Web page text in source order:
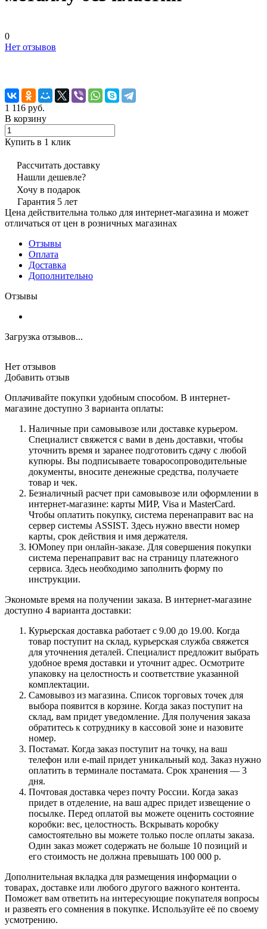
0
Нет отзывов
1 116 руб.
В корзину
Купить в 1 клик
Рассчитать доставку
Нашли дешевле?
Хочу в подарок
Гарантия 5 лет
Цена действительна только для интернет-магазина и может
отличаться от цен в розничных магазинах
Отзывы
Оплата
Доставка
Дополнительно
Отзывы
Загрузка отзывов...
Нет отзывов
Добавить отзыв
Оплачивайте покупки удобным способом. В интернет-
магазине доступно 3 варианта оплаты:
Наличные при самовывозе или доставке курьером.
Специалист свяжется с вами в день доставки, чтобы
уточнить время и заранее подготовить сдачу с любой
купюры. Вы подписываете товаросопроводительные
документы, вносите денежные средства, получаете
товар и чек.
Безналичный расчет при самовывозе или оформлении в
интернет-магазине: карты МИР, Visa и MasterCard.
Чтобы оплатить покупку, система перенаправит вас на
сервер системы ASSIST. Здесь нужно ввести номер
карты, срок действия и имя держателя.
ЮMoney при онлайн-заказе. Для совершения покупки
система перенаправит вас на страницу платежного
сервиса. Здесь необходимо заполнить форму по
инструкции.
Экономьте время на получении заказа. В интернет-магазине
доступно 4 варианта доставки:
Курьерская доставка работает с 9.00 до 19.00. Когда
товар поступит на склад, курьерская служба свяжется
для уточнения деталей. Специалист предложит выбрать
удобное время доставки и уточнит адрес. Осмотрите
упаковку на целостность и соответствие указанной
комплектации.
Самовывоз из магазина. Список торговых точек для
выбора появится в корзине. Когда заказ поступит на
склад, вам придет уведомление. Для получения заказа
обратитесь к сотруднику в кассовой зоне и назовите
номер.
Постамат. Когда заказ поступит на точку, на ваш
телефон или e-mail придет уникальный код. Заказ нужно
оплатить в терминале постамата. Срок хранения — 3
дня.
Почтовая доставка через почту России. Когда заказ
придет в отделение, на ваш адрес придет извещение о
посылке. Перед оплатой вы можете оценить состояние
коробки: вес, целостность. Вскрывать коробку
самостоятельно вы можете только после оплаты заказа.
Один заказ может содержать не больше 10 позиций и
его стоимость не должна превышать 100 000 р.
Дополнительная вкладка для размещения информации о
товарах, доставке или любого другого важного контента.
Поможет вам ответить на интересующие покупателя вопросы
и развеять его сомнения в покупке. Используйте её по своему
усмотрению.